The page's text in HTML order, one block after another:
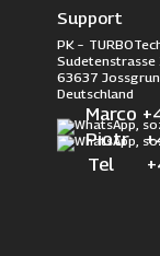
Support
PK –
Sudetenstrasse
63637
Deutschland
Marco
Piotr
Tel